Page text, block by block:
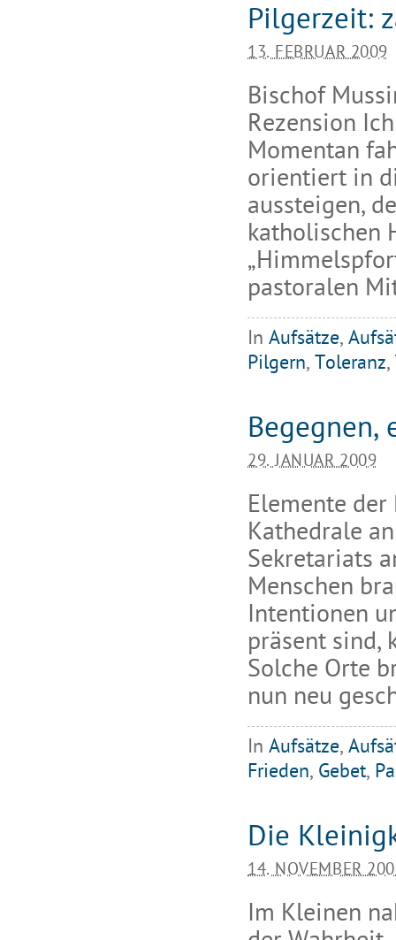
Pilgerzeit:
13. FEBRUAR 2009
Bischof
Rezension
Momentan
orientiert in
aussteigen,
katholischen
pastoralen
In Aufsätze,
Pilgern, Toleranz,
Begegnen,
29. JANUAR 2009
Elemente
Kathedrale
Sekretariats
Menschen
Intentionen
präsent sind,
Solche Orte
nun neu
In Aufsätze,
Frieden, Gebet,
Die
14. NOVEMBER
Im Kleinen